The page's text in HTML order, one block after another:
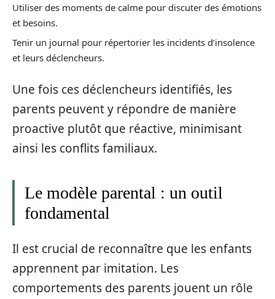
Utiliser des moments de calme pour discuter des émotions
et besoins.
Tenir un journal pour répertorier les incidents d’insolence
et leurs déclencheurs.
Une fois ces déclencheurs identifiés, les
parents peuvent y répondre de manière
proactive plutôt que réactive, minimisant
ainsi les conflits familiaux.
Le modèle parental : un outil
fondamental
Il est crucial de reconnaître que les enfants
apprennent par imitation. Les
comportements des parents jouent un rôle